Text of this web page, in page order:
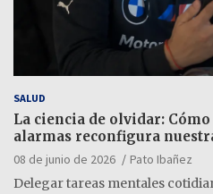
SALUD
La ciencia de olvidar:
alarmas reconfigura
08 de junio de 2026
Pato Ibañez
Delegar tareas mentales